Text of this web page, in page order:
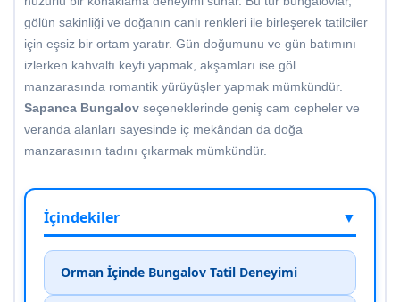
gölün sakinliği ve doğanın canlı renkleri ile birleşerek tatilciler
için eşsiz bir ortam yaratır. Gün doğumunu ve gün batımını
izlerken kahvaltı keyfi yapmak, akşamları ise göl
manzarasında romantik yürüyüşler yapmak mümkündür.
Sapanca Bungalov seçeneklerinde geniş cam cepheler ve
veranda alanları sayesinde iç mekândan da doğa
manzarasının tadını çıkarmak mümkündür.
İçindekiler ▼
Orman İçinde Bungalov Tatil Deneyimi